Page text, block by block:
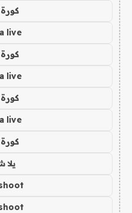
live
live
live